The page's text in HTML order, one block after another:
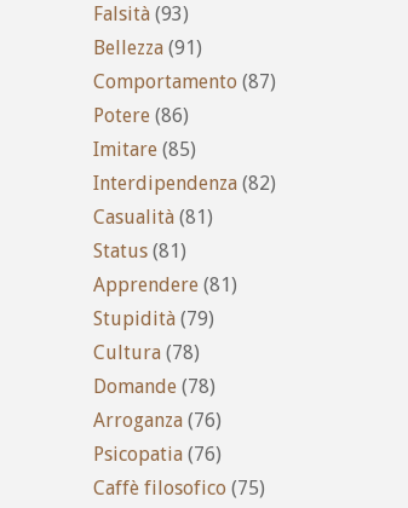
Falsità (93)
Bellezza (91)
Comportamento (87)
Potere (86)
Imitare (85)
Interdipendenza (82)
Casualità (81)
Status (81)
Apprendere (81)
Stupidità (79)
Cultura (78)
Domande (78)
Arroganza (76)
Psicopatia (76)
Caffè filosofico (75)